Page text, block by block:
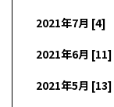
2021年7月 [4]
2021年6月 [11]
2021年5月 [13]